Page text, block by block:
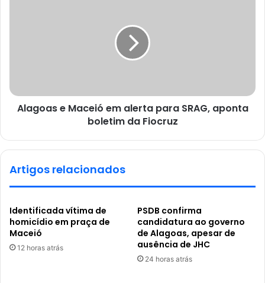
Alagoas e Maceió em alerta para SRAG, aponta
boletim da Fiocruz
Artigos relacionados
Identificada vítima de
homicídio em praça de
Maceió
12 horas atrás
PSDB confirma
candidatura ao governo
de Alagoas, apesar de
ausência de JHC
24 horas atrás